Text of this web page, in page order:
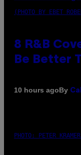
(PHOTO BY EBET
8 R&B
Be Better
10 hours agoBy
PHOTO: PETER